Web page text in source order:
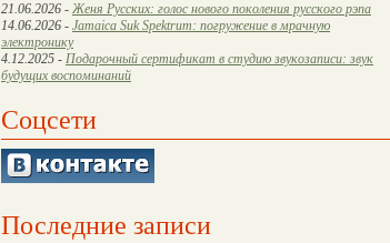
21.06.2026 - Женя Русских: голос нового поколения русского рэпа
14.06.2026 - Jamaica Suk Spektrum: погружение в мрачную
электронику
4.12.2025 - Подарочный сертификат в студию звукозаписи: звук
будущих воспоминаний
Соцсети
Последние записи